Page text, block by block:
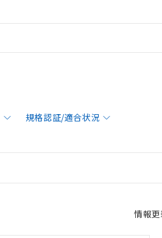
規格認証/適合状況
情報